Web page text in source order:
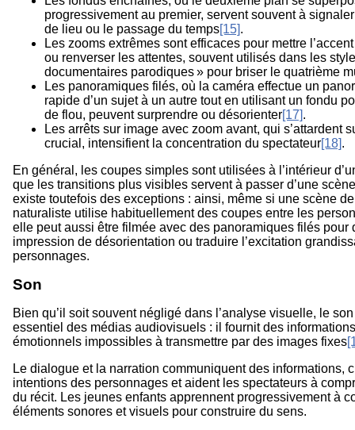
progressivement au premier, servent souvent à
de lieu ou le passage du temps[15].
Les zooms extrêmes sont efficaces pour mettre
ou renverser les attentes, souvent utilisés dans les
documentaires parodiques » pour briser le quatrième
Les panoramiques filés, où la caméra effectue un
rapide d’un sujet à un autre tout en utilisant un fondu
de flou, peuvent surprendre ou désorienter[17].
Les arrêts sur image avec zoom avant, qui s’attardent
crucial, intensifient la concentration du spectateur[18].
En général, les coupes simples sont utilisées à l’intérieur
que les transitions plus visibles servent à passer d’une
existe toutefois des exceptions : ainsi, même si une scène
naturaliste utilise habituellement des coupes entre les
elle peut aussi être filmée avec des panoramiques filés pour
impression de désorientation ou traduire l’excitation
personnages.
Son
Bien qu’il soit souvent négligé dans l’analyse visuelle, le
essentiel des médias audiovisuels : il fournit des
émotionnels impossibles à transmettre par des images fixes
Le dialogue et la narration communiquent des informations,
intentions des personnages et aident les spectateurs à
du récit. Les jeunes enfants apprennent progressivement à
éléments sonores et visuels pour construire du sens.